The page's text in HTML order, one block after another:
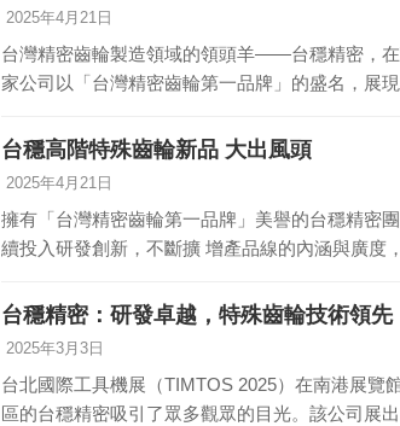
2025年4月21日
台灣精密齒輪製造領域的領頭羊——台穩精密，
家公司以「台灣精密齒輪第一品牌」的盛名，展
台穩高階特殊齒輪新品 大出風頭
2025年4月21日
擁有「台灣精密齒輪第一品牌」美譽的台穩精密
續投入研發創新，不斷擴 增產品線的內涵與廣
台穩精密：研發卓越，特殊齒輪技術領先
2025年3月3日
台北國際工具機展（TIMTOS 2025）在南港展覽
區的台穩精密吸引了眾多觀眾的目光。該公司展